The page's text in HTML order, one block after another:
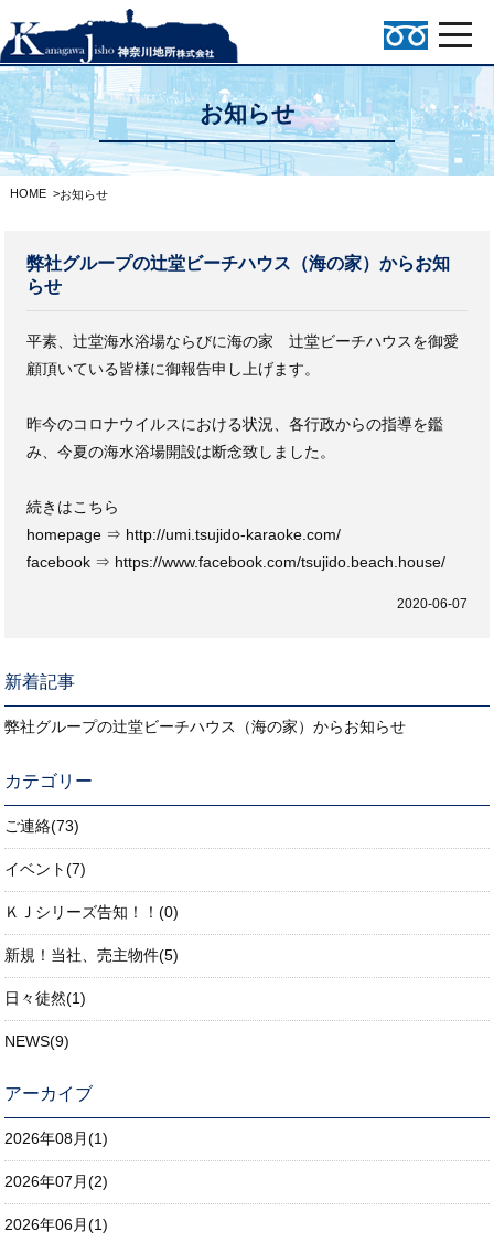
お知らせ
HOME>お知らせ
弊社グループの辻堂ビーチハウス（海の家）からお知
らせ
平素、辻堂海水浴場ならびに海の家 辻堂ビーチハウスを御愛
顧頂いている皆様に御報告申し上げます。
昨今のコロナウイルスにおける状況、各行政からの指導を鑑
み、今夏の海水浴場開設は断念致しました。
続きはこちら
homepage ⇒ http://umi.tsujido-karaoke.com/
facebook ⇒ https://www.facebook.com/tsujido.beach.house/
2020-06-07
新着記事
弊社グループの辻堂ビーチハウス（海の家）からお知らせ
カテゴリー
ご連絡(73)
イベント(7)
ＫＪシリーズ告知！！(0)
新規！当社、売主物件(5)
日々徒然(1)
NEWS(9)
アーカイブ
2026年08月(1)
2026年07月(2)
2026年06月(1)